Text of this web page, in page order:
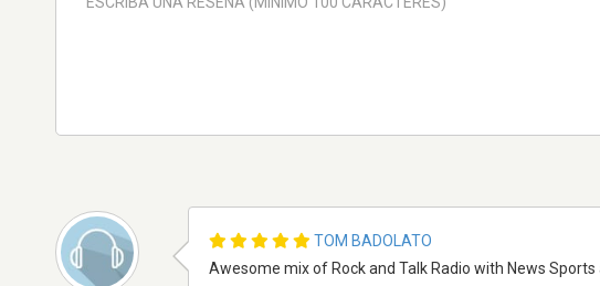
TOM BADOLATO
Awesome mix of Rock and Talk Radio with News